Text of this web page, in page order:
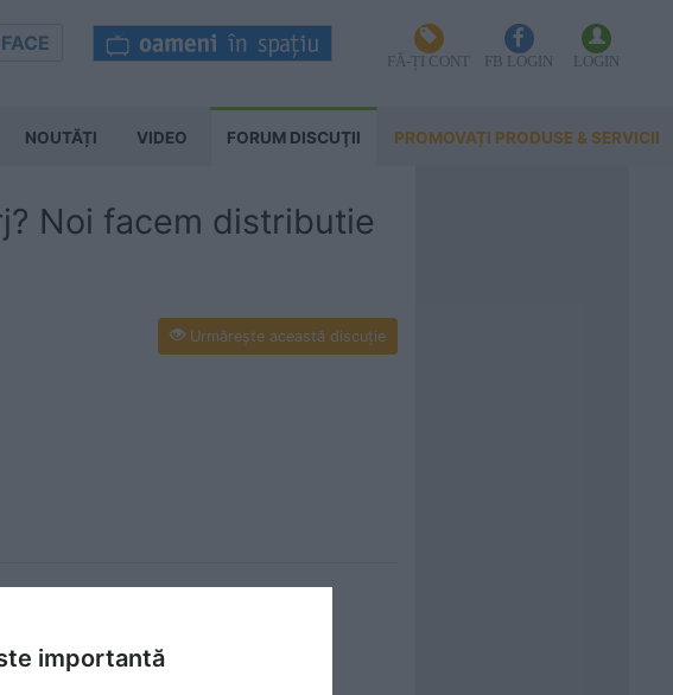
FĂ-ȚI CONT FB LOGIN LOGIN
NOUTĂȚI VIDEO FORUM DISCUŢII PROMOVAȚI PRODUSE & SERVICII
Noi facem distributie
Urmăreşte această discuţie
0756056149
importantă